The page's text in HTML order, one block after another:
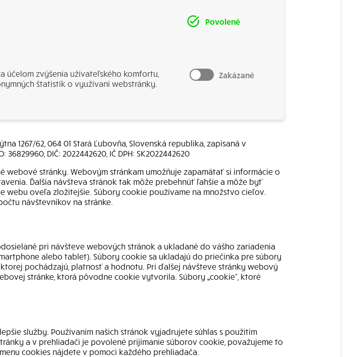
Povolené
účelom zvýšenia užívateľského komfortu,
štatistík o využívaní webstránky.
Zakázané
1267/62, 064 01 Stará Ľubovňa, Slovenská republika, zapísaná v
DIČ: 2022442620, IČ DPH: SK2022442620
stránky. Webovým stránkam umožňuje zapamätať si informácie o
Ďalšia návšteva stránok tak môže prebehnúť ľahšie a môže byť
oveľa zložitejšie. Súbory cookie používame na množstvo cieľov.
návštevníkov na stránke.
pri návšteve webových stránok a ukladané do vášho zariadenia
alebo tablet). Súbory cookie sa ukladajú do priečinka pre súbory
pochádzajú, platnosť a hodnotu. Pri ďalšej návšteve stránky webový
stránke, ktorá pôvodne cookie vytvorila. Súbory „cookie“, ktoré
služby. Používaním našich stránok vyjadrujete súhlas s použitím
a v prehliadači je povolené prijímanie súborov cookie, považujeme to
cookies nájdete v pomoci každého prehliadača.